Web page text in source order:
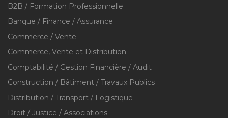
B2B / Formation Professionnelle
Banque / Finance / Assurance
Commerce / Vente
Commerce, Vente et Distribution
Comptabilité / Gestion Financière / Audit
Construction / Bâtiment / Travaux Publics
Distribution / Transport / Logistique
Droit / Justice / Associations